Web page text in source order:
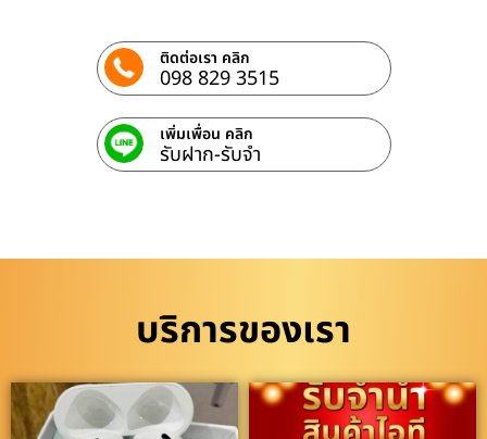
ติดต่อเรา คลิก
098 829 3515
เพิ่มเพื่อน คลิก
รับฝาก-รับจํา
บริการของเรา